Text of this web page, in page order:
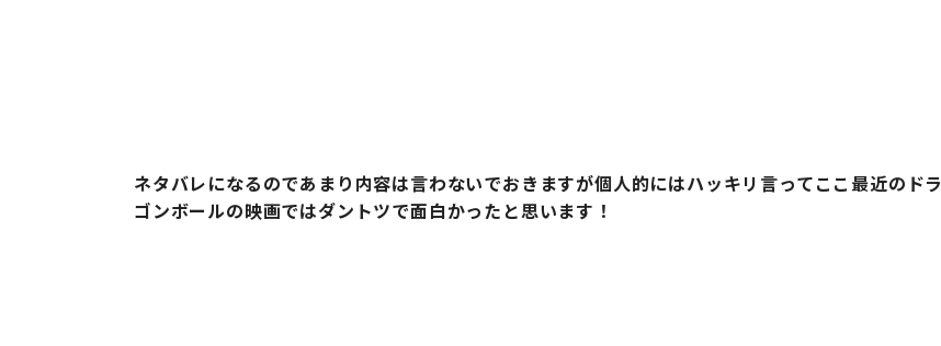
ネタバレになるのであまり内容は言わないでおきますが個人的にはハッキリ言ってここ最近のドラ
ゴンボールの映画ではダントツで面白かったと思います！